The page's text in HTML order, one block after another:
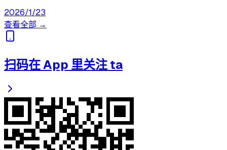
2026/1/23
查看全部 →
扫码在 App 里关注 ta